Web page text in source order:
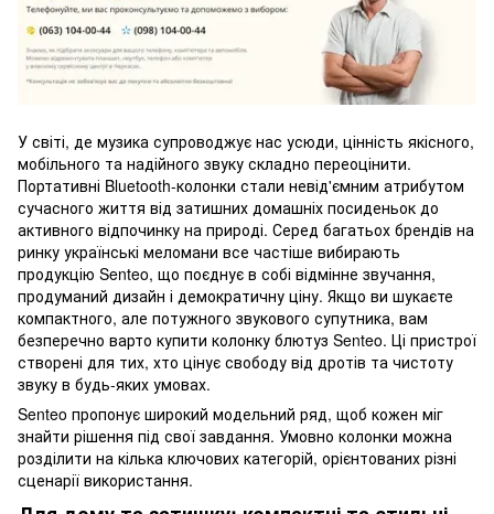
У світі, де музика супроводжує нас усюди, цінність якісного,
мобільного та надійного звуку складно переоцінити.
Портативні Bluetooth-колонки стали невід'ємним атрибутом
сучасного життя від затишних домашніх посиденьок до
активного відпочинку на природі. Серед багатьох брендів на
ринку українські меломани все частіше вибирають
продукцію Senteo, що поєднує в собі відмінне звучання,
продуманий дизайн і демократичну ціну. Якщо ви шукаєте
компактного, але потужного звукового супутника, вам
безперечно варто купити колонку блютуз Senteo. Ці пристрої
створені для тих, хто цінує свободу від дротів та чистоту
звуку в будь-яких умовах.
Senteo пропонує широкий модельний ряд, щоб кожен міг
знайти рішення під свої завдання. Умовно колонки можна
розділити на кілька ключових категорій, орієнтованих різні
сценарії використання.